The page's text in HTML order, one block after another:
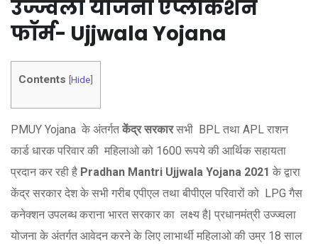
उज्ज्वला योजना एप्लीकेशन
फॉर्म- Ujjwala Yojana
Contents [Hide]
PMUY Yojana के अंतर्गतकेंद्र सरकारसभी BPL तथा APL राशन
कार्ड धारक परिवार की महिलाओ को 1600 रूपये की आर्थिक सहायता
प्रदान कर रही है Pradhan Mantri Ujjwala Yojana 2021 के द्वारा
केंद्र सरकार देश के सभी गरीब एपीएल तथा बीपीएल परिवारों को LPG गैस
कनेक्शन उपलब्ध कराना भारत सरकार का लक्ष्य है| प्रधानमंत्री उज्ज्वला
योजना के अंतर्गत आवेदन करने के लिए लाभार्थी महिलाओ की उम्र 18 साल